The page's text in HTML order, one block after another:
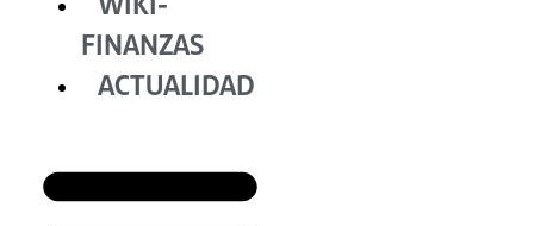
FINANZAS
ACTUALIDAD